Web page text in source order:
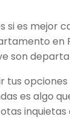
si es mejor
en
son
tus
es algo